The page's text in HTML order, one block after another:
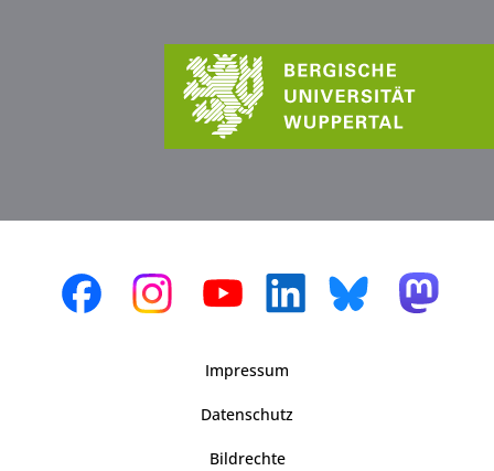
Impressum
Datenschutz
Bildrechte